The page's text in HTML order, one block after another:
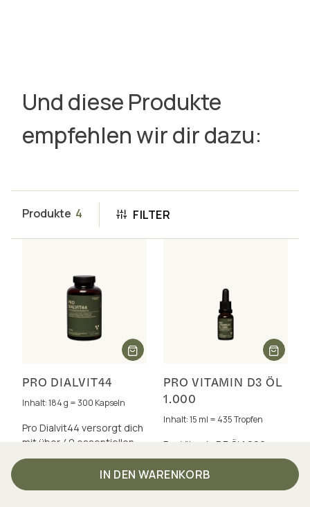
IN DEN WARENKORB
Und diese Produkte
empfehlen wir dir dazu:
Produkte 4 FILTER
PRO DIALVIT44
Inhalt: 184 g = 300 Kapseln
Pro Dialvit44 versorgt dich
mit über 40 essentiellen
Vitaminen,
Phytonährstoffen und
PRO VITAMIN D3 ÖL
1.000
Inhalt: 15 ml = 435 Tropfen
Pro Vitamin D3 Öl 1.000
liefert 1.000 IE natürliches
Vitamin D3 mit nur 1
Tropfen ‒ in